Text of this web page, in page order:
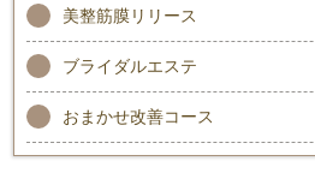
美整筋膜リリース
ブライダルエステ
おまかせ改善コース